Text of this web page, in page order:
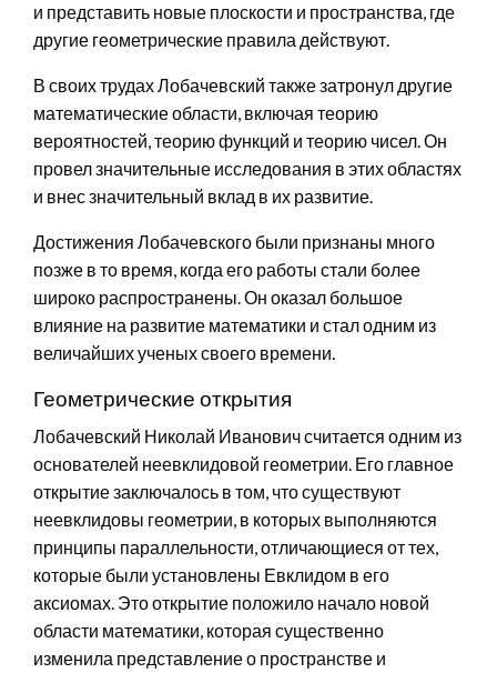
и представить новые плоскости и пространства, где
другие геометрические правила действуют.
В своих трудах Лобачевский также затронул другие
математические области, включая теорию
вероятностей, теорию функций и теорию чисел. Он
провел значительные исследования в этих областях
и внес значительный вклад в их развитие.
Достижения Лобачевского были признаны много
позже в то время, когда его работы стали более
широко распространены. Он оказал большое
влияние на развитие математики и стал одним из
величайших ученых своего времени.
Геометрические открытия
Лобачевский Николай Иванович считается одним из
основателей неевклидовой геометрии. Его главное
открытие заключалось в том, что существуют
неевклидовы геометрии, в которых выполняются
принципы параллельности, отличающиеся от тех,
которые были установлены Евклидом в его
аксиомах. Это открытие положило начало новой
области математики, которая существенно
изменила представление о пространстве и